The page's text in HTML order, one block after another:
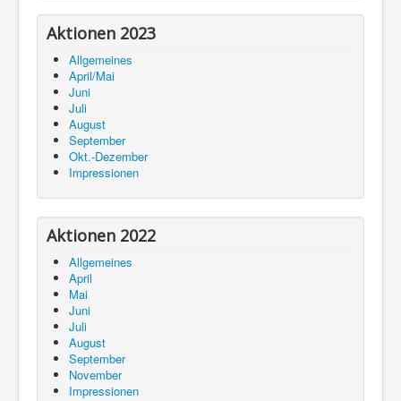
Aktionen 2023
Allgemeines
April/Mai
Juni
Juli
August
September
Okt.-Dezember
Impressionen
Aktionen 2022
Allgemeines
April
Mai
Juni
Juli
August
September
November
Impressionen